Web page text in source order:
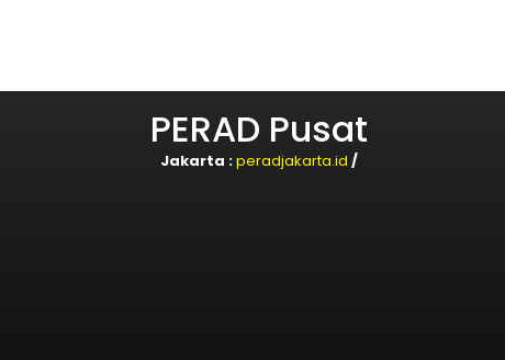
PERAD Pusat
Jakarta :peradjakarta.id /